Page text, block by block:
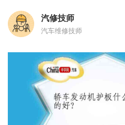
汽修技师
汽车维修技师